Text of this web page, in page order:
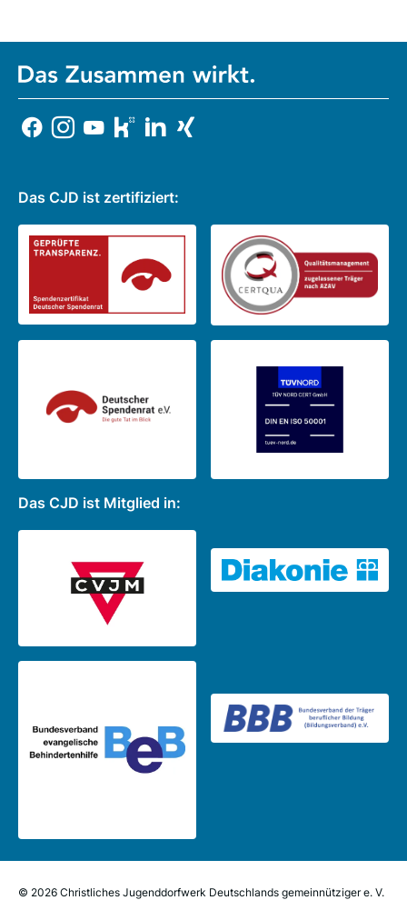
Das CJD ist zertifiziert:
Das CJD ist Mitglied in:
© 2026 Christliches Jugenddorfwerk Deutschlands gemeinnütziger e. V.